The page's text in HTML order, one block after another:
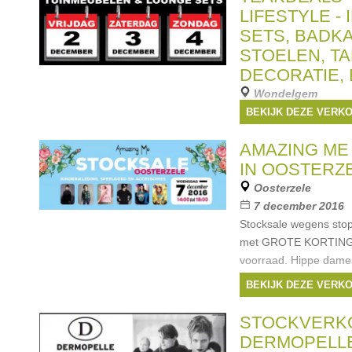
LIFESTYLE -
SETS,
STOELEN,
DECORATIE,
Wondelgem
2 december 2016
Stoelen, Tafels,
meubelen van de
bodemprijzen! Koop
tafels en stoelen
Merken:Diamond
seated,Cote d'Azur,
BEKIJK DEZE
AMAZING
IN
Oosterzele
7 december 2016
Stocksale wegens
met GROTE
voorraad. Hippe
babykleding, mooie
accessoires... Met
waaronder
Merken: Froy &
BEKIJK DEZE